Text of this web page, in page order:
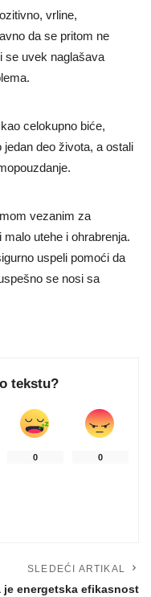
vrline,
da se pritom ne
se uvek naglašava
celokupno biće,
deo života, a ostali
vezanim za
utehe i ohrabrenja.
uspeli pomoći da
se nosi sa
tekstu?
0 0
SLEDEĆI ARTIKAL
je energetska efikasnost